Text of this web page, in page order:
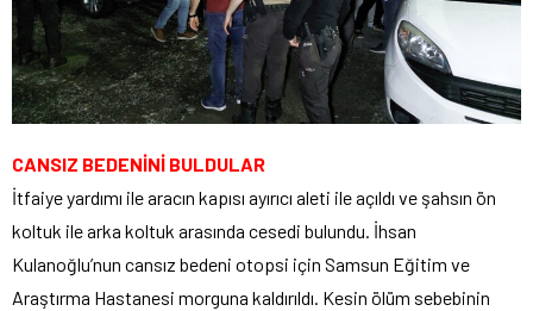
CANSIZ BEDENİNİ BULDULAR
İtfaiye yardımı ile aracın kapısı ayırıcı aleti ile açıldı ve şahsın ön
koltuk ile arka koltuk arasında cesedi bulundu. İhsan
Kulanoğlu’nun cansız bedeni otopsi için Samsun Eğitim ve
Araştırma Hastanesi morguna kaldırıldı. Kesin ölüm sebebinin